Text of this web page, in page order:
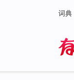
词典